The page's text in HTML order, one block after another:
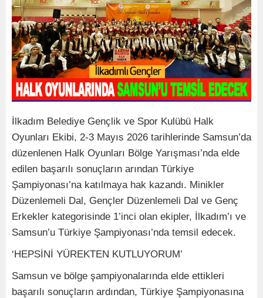
İlkadım Belediye Gençlik ve Spor Kulübü Halk
Oyunları Ekibi, 2-3 Mayıs 2026 tarihlerinde Samsun’da
düzenlenen Halk Oyunları Bölge Yarışması’nda elde
edilen başarılı sonuçların arından Türkiye
Şampiyonası’na katılmaya hak kazandı. Minikler
Düzenlemeli Dal, Gençler Düzenlemeli Dal ve Genç
Erkekler kategorisinde 1’inci olan ekipler, İlkadım’ı ve
Samsun’u Türkiye Şampiyonası’nda temsil edecek.
‘HEPSİNİ YÜREKTEN KUTLUYORUM’
Samsun ve bölge şampiyonalarında elde ettikleri
başarılı sonuçların ardından, Türkiye Şampiyonasına